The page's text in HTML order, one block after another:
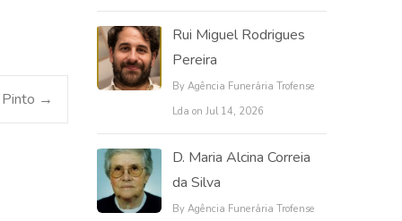
→
Rui Miguel Rodrigues
Pereira
By Agência Funerária Trofense
Lda on Jul 14, 2026
D. Maria Alcina Correia
da Silva
By Agência Funerária Trofense